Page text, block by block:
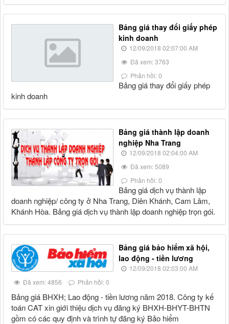
Bảng giá thay đổi giấy phép
kinh doanh
12/09/2018 02:07:00 AM
Đã xem: 3763
Phản hồi: 0
Bảng giá thay đổi giấy phép
kinh doanh
Bảng giá thành lập doanh
nghiệp Nha Trang
12/09/2018 02:04:00 AM
Đã xem: 5089
Phản hồi: 0
Bảng giá dịch vụ thành lập
doanh nghiệp/ công ty ở Nha Trang, Diên Khánh, Cam Lâm,
Khánh Hòa. Bảng giá dịch vụ thành lập doanh nghiệp trọn gói.
Bảng giá bảo hiểm xã hội,
lao động - tiền lương
12/09/2018 02:03:00 AM
Đã xem: 4856
Phản hồi: 0
Bảng giá BHXH; Lao động - tiền lương năm 2018. Công ty kế
toán CAT xin giới thiệu dịch vụ đăng ký BHXH-BHYT-BHTN
gồm có các quy định và trình tự đăng ký Bảo hiểm